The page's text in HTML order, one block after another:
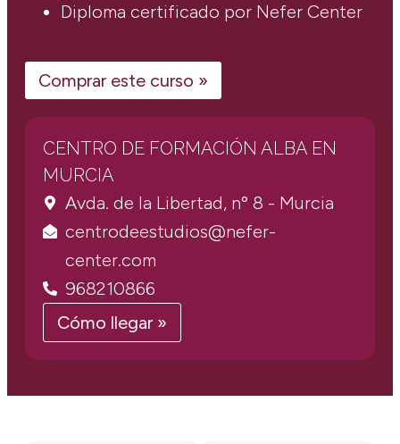
Diploma certificado por Nefer Center
Comprar este curso »
CENTRO DE FORMACIÓN ALBA EN
MURCIA
Avda. de la Libertad, nº 8 - Murcia
centrodeestudios@nefer-
center.com
968210866
Cómo llegar »